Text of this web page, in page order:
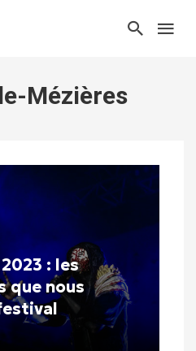
Mézières
: les
que nous